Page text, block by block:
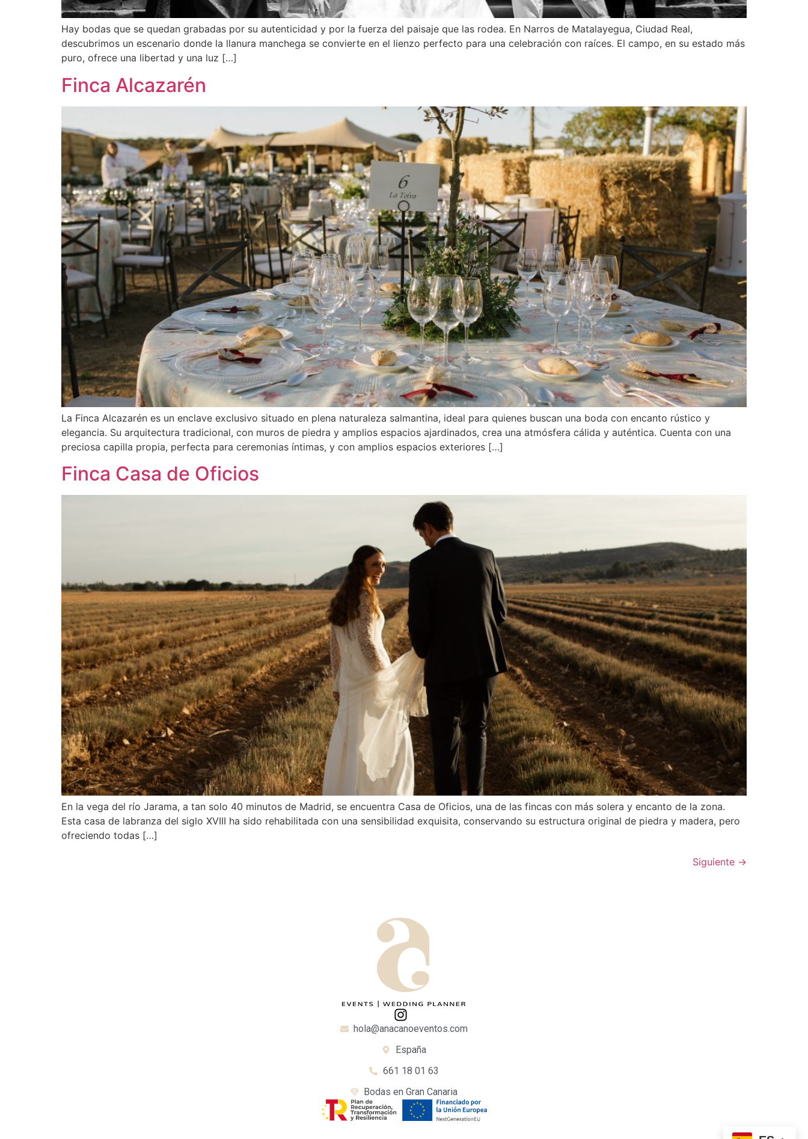
Hay bodas que se quedan grabadas por su autenticidad y por la fuerza del paisaje que las rodea. En Narros de Matalayegua, Ciudad Real,
descubrimos un escenario donde la llanura manchega se convierte en el lienzo perfecto para una celebración con raíces. El campo, en su estado más
puro, ofrece una libertad y una luz […]
Finca Alcazarén
La Finca Alcazarén es un enclave exclusivo situado en plena naturaleza salmantina, ideal para quienes buscan una boda con encanto rústico y
elegancia. Su arquitectura tradicional, con muros de piedra y amplios espacios ajardinados, crea una atmósfera cálida y auténtica. Cuenta con una
preciosa capilla propia, perfecta para ceremonias íntimas, y con amplios espacios exteriores […]
Finca Casa de Oficios
En la vega del río Jarama, a tan solo 40 minutos de Madrid, se encuentra Casa de Oficios, una de las fincas con más solera y encanto de la zona.
Esta casa de labranza del siglo XVIII ha sido rehabilitada con una sensibilidad exquisita, conservando su estructura original de piedra y madera, pero
ofreciendo todas […]
Siguiente →
hola@anacanoeventos.com
España
661 18 01 63
Bodas en Gran Canaria